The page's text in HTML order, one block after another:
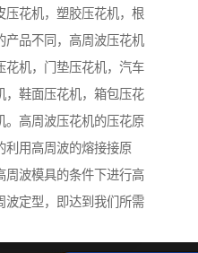
压花机，塑胶压花机，根
产品不同，高周波压花机
花机，门垫压花机，汽车
，鞋面压花机，箱包压花
。高周波压花机的压花原
利用高周波的熔接接原
周波模具的条件下进行高
波定型，即达到我们所需